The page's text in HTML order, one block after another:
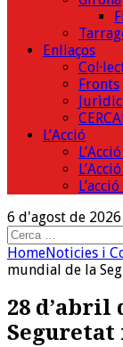
Enllaços
Fronts
Jurìdic
L’Acció
6 d'agost de 2026
Cerca:
HomeNoticies i
mundial de la
28 d’abril